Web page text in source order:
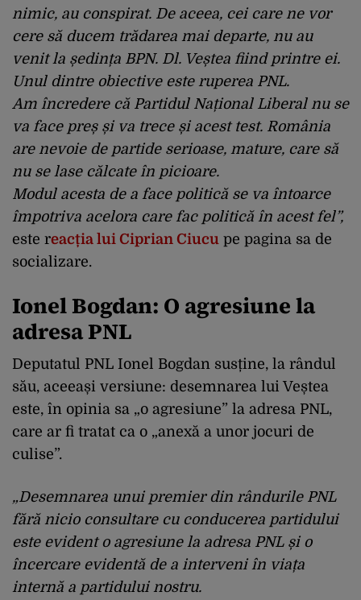
nimic, au conspirat. De aceea, cei care ne vor
cere să ducem trădarea mai departe, nu au
venit la ședința BPN. Dl. Veștea fiind printre ei.
Unul dintre obiective este ruperea PNL.
Am încredere că Partidul Național Liberal nu se
va face preș și va trece și acest test. România
are nevoie de partide serioase, mature, care să
nu se lase călcate în picioare.
Modul acesta de a face politică se va întoarce
împotriva acelora care fac politică în acest fel”,
este reacția lui Ciprian Ciucu pe pagina sa de
socializare.
Ionel Bogdan: O agresiune la
adresa PNL
Deputatul PNL Ionel Bogdan susține, la rândul
său, aceeași versiune: desemnarea lui Veștea
este, în opinia sa „o agresiune” la adresa PNL,
care ar fi tratat ca o „anexă a unor jocuri de
culise”.
„Desemnarea unui premier din rândurile PNL
fără nicio consultare cu conducerea partidului
este evident o agresiune la adresa PNL și o
încercare evidentă de a interveni în viața
internă a partidului nostru.